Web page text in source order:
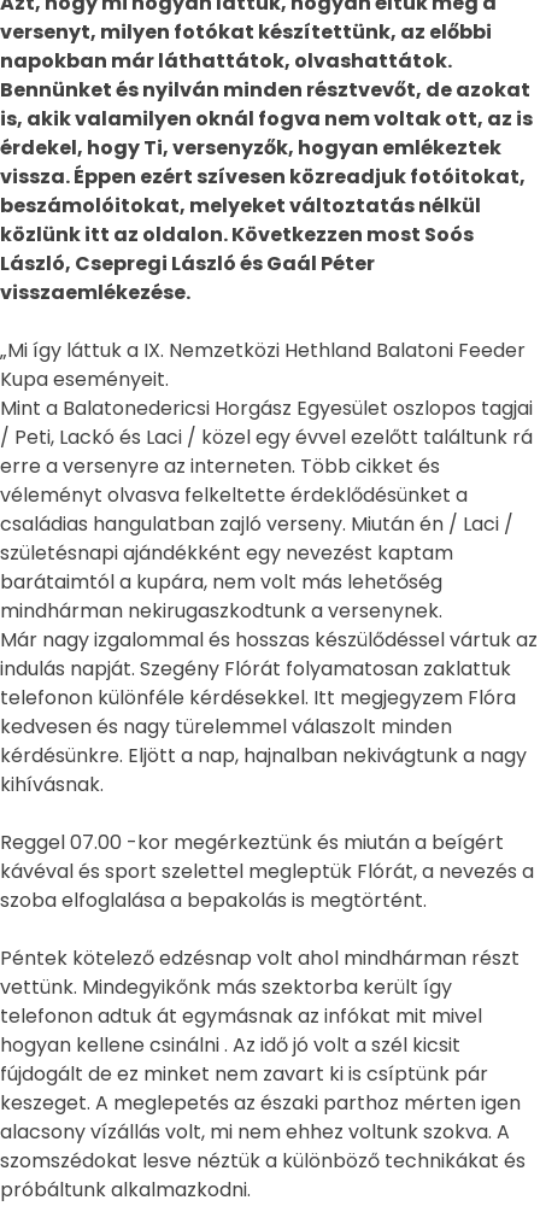
versenyt, milyen fotókat készítettünk, az előbbi
napokban már láthattátok, olvashattátok.
Bennünket és nyilván minden résztvevőt, de azokat
is, akik valamilyen oknál fogva nem voltak ott, az is
érdekel, hogy Ti, versenyzők, hogyan emlékeztek
vissza. Éppen ezért szívesen közreadjuk fotóitokat,
beszámolóitokat, melyeket változtatás nélkül
közlünk itt az oldalon. Következzen most Soós
László, Csepregi László és Gaál Péter
visszaemlékezése.
„Mi így láttuk a IX. Nemzetközi Hethland Balatoni Feeder
Kupa eseményeit.
Mint a Balatonedericsi Horgász Egyesület oszlopos tagjai
/ Peti, Lackó és Laci / közel egy évvel ezelőtt találtunk rá
erre a versenyre az interneten. Több cikket és
véleményt olvasva felkeltette érdeklődésünket a
családias hangulatban zajló verseny. Miután én / Laci /
születésnapi ajándékként egy nevezést kaptam
barátaimtól a kupára, nem volt más lehetőség
mindhárman nekirugaszkodtunk a versenynek.
Már nagy izgalommal és hosszas készülődéssel vártuk az
indulás napját. Szegény Flórát folyamatosan zaklattuk
telefonon különféle kérdésekkel. Itt megjegyzem Flóra
kedvesen és nagy türelemmel válaszolt minden
kérdésünkre. Eljött a nap, hajnalban nekivágtunk a nagy
kihívásnak.
Reggel 07.00 -kor megérkeztünk és miután a beígért
kávéval és sport szelettel megleptük Flórát, a nevezés a
szoba elfoglalása a bepakolás is megtörtént.
Péntek kötelező edzésnap volt ahol mindhárman részt
vettünk. Mindegyikőnk más szektorba került így
telefonon adtuk át egymásnak az infókat mit mivel
hogyan kellene csinálni . Az idő jó volt a szél kicsit
fújdogált de ez minket nem zavart ki is csíptünk pár
keszeget. A meglepetés az északi parthoz mérten igen
alacsony vízállás volt, mi nem ehhez voltunk szokva. A
szomszédokat lesve néztük a különböző technikákat és
próbáltunk alkalmazkodni.